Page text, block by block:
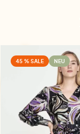
45 % SALE NEU